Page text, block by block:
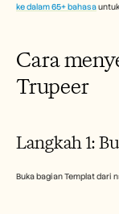
ke dalam 65+ bahasa
Cara
Trupeer
Langkah 1:
Buka bagian Templat dari
Pricing